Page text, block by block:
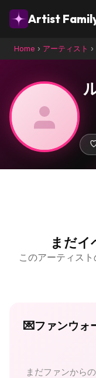
Artist
Home › アーティスト ›
まだ
このアーティス
💌ファンウォ
まだファンから